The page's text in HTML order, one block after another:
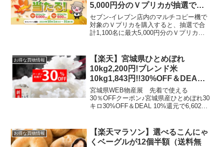
5,000円分のＶプリカが抽選で当
たる！
セブン‐イレブン店内のマルチコピー機で
対象のＶプリカを購入すると、抽選で合
計1,100名に最大5,000円分のＶプリカが
5,000円券購入 ⇒1,000名...
お得な買物情報
【楽天】宮城県ひとめぼれ
10kg2,200円!ブレンド米
10kg1,843円!!30%OFF＆DEAL
10%還元
宮城県WEB物産展 先着で使える
30％OFFクーポン♪宮城県産ひとめぼれ30
キロ30%OFF＆DEAL 10%還元で6,602
めぼれ 30kg 令...
お得な買物情報
【楽天マラソン】選べるこんにゃ
くベーグルが12個半額（送料無